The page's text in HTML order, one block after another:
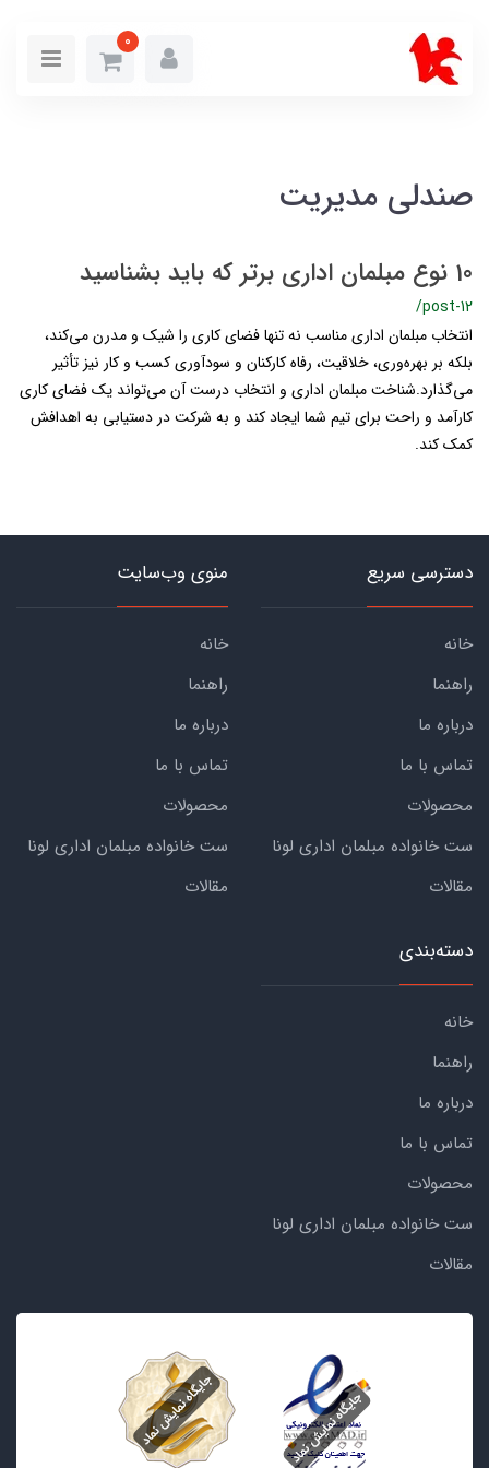
0
صندلی مدیریت
10 نوع مبلمان اداری برتر که باید بشناسید
/post-12
انتخاب مبلمان اداری مناسب نه تنها فضای کاری را شیک و مدرن می‌کند،
بلکه بر بهره‌وری، خلاقیت، رفاه کارکنان و سودآوری کسب و کار نیز تأثیر
می‌گذارد.شناخت مبلمان اداری و انتخاب درست آن می‌تواند یک فضای کاری
کارآمد و راحت برای تیم شما ایجاد کند و به شرکت در دستیابی به اهدافش
کمک کند.
دسترسی سریع
خانه
راهنما
درباره ما
تماس با ما
محصولات
ست خانواده مبلمان اداری لونا
مقالات
منوی وب‌سایت
خانه
راهنما
درباره ما
تماس با ما
محصولات
ست خانواده مبلمان اداری لونا
مقالات
دسته‌بندی
خانه
راهنما
درباره ما
تماس با ما
محصولات
ست خانواده مبلمان اداری لونا
مقالات